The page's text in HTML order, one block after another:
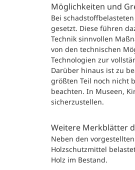
Möglichkeiten und
Bei
gesetzt. Diese führen
Technik sinnvollen
von den technischen
Technologien zur
Darüber hinaus ist zu
größten Teil noch nicht
beachten. In Museen,
sicherzustellen.
Weitere Merkblätter
Neben den
Holzschutzmittel
Holz im Bestand.